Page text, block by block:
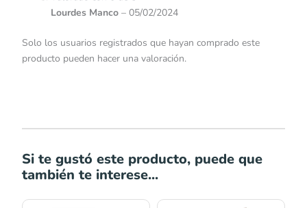
Lourdes Manco – 05/02/2024
Solo los usuarios registrados que hayan comprado este
producto pueden hacer una valoración.
Si te gustó este producto, puede que
también te interese...